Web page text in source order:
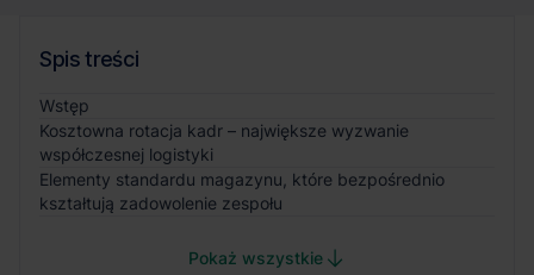
Spis treści
Wstęp
Kosztowna rotacja kadr – największe wyzwanie
współczesnej logistyki
Elementy standardu magazynu, które bezpośrednio
kształtują zadowolenie zespołu
Pokaż wszystkie